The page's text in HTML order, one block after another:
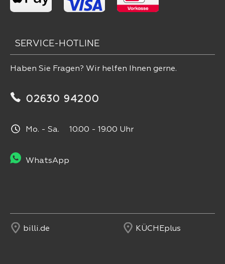
SERVICE-HOTLINE
Haben Sie Fragen? Wir helfen Ihnen gerne.
02630 94200
Mo. - Sa. 10.00 - 19.00 Uhr
WhatsApp
billi.de KÜCHEplus